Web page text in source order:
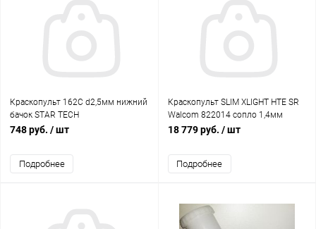
Краскопульт 162С d2,5мм нижний
бачок STAR TECH
748 руб. / шт
Подробнее
Краскопульт SLIM XLIGHT HTE SR
Walcom 822014 сопло 1,4мм
верхн. бочок 0,68л 2,5-3 бар
18 779 руб. / шт
Подробнее